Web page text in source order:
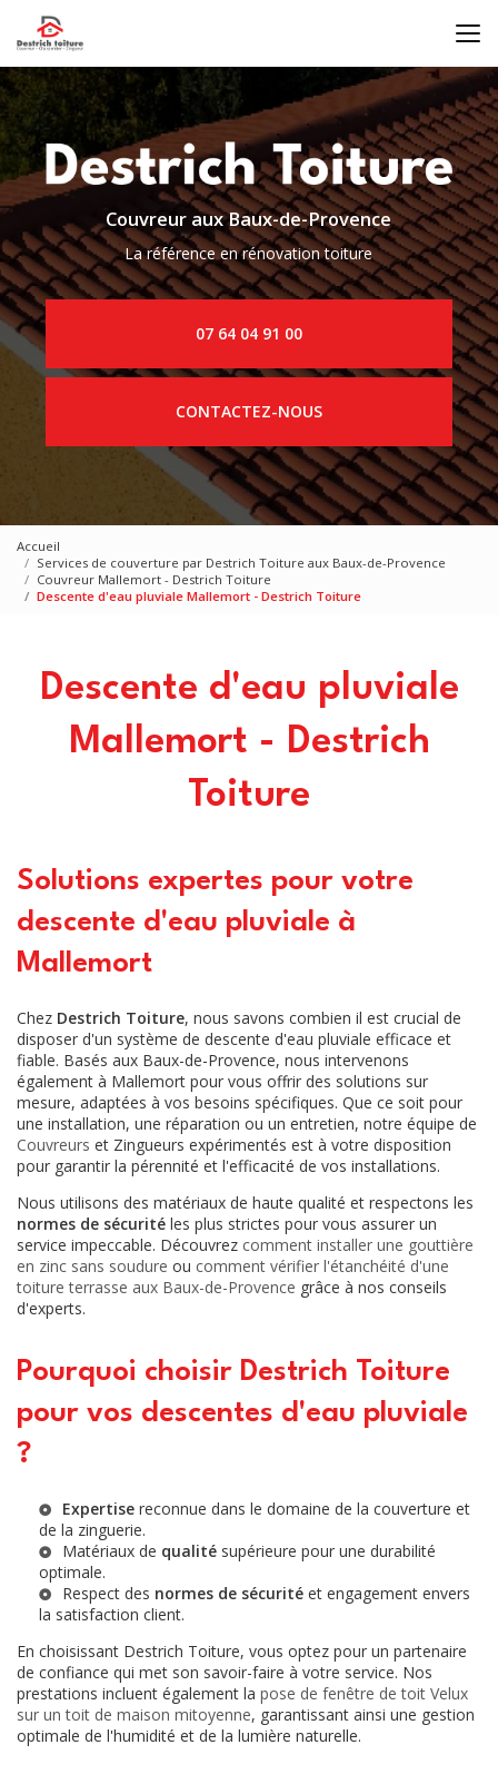
contenu
principal
Couvreur aux Baux-de-Provence
La référence en rénovation toiture
07 64 04 91 00
CONTACTEZ-NOUS
Accueil
Services de couverture par Destrich Toiture aux Baux-de-Provence
Couvreur Mallemort - Destrich Toiture
Descente d'eau pluviale Mallemort - Destrich Toiture
Descente d'eau pluviale
Mallemort - Destrich
Toiture
Solutions expertes pour votre
descente d'eau pluviale à
Mallemort
Chez Destrich Toiture, nous savons combien il est crucial de
disposer d'un système de descente d'eau pluviale efficace et
fiable. Basés aux Baux-de-Provence, nous intervenons
également à Mallemort pour vous offrir des solutions sur
mesure, adaptées à vos besoins spécifiques. Que ce soit pour
une installation, une réparation ou un entretien, notre équipe de
Couvreurs et Zingueurs expérimentés est à votre disposition
pour garantir la pérennité et l'efficacité de vos installations.
Nous utilisons des matériaux de haute qualité et respectons les
normes de sécurité les plus strictes pour vous assurer un
service impeccable. Découvrez comment installer une gouttière
en zinc sans soudure ou comment vérifier l'étanchéité d'une
toiture terrasse aux Baux-de-Provence grâce à nos conseils
d'experts.
Pourquoi choisir Destrich Toiture
pour vos descentes d'eau pluviale
?
Expertise reconnue dans le domaine de la couverture et
de la zinguerie.
Matériaux de qualité supérieure pour une durabilité
optimale.
Respect des normes de sécurité et engagement envers
la satisfaction client.
En choisissant Destrich Toiture, vous optez pour un partenaire
de confiance qui met son savoir-faire à votre service. Nos
prestations incluent également la pose de fenêtre de toit Velux
sur un toit de maison mitoyenne, garantissant ainsi une gestion
optimale de l'humidité et de la lumière naturelle.